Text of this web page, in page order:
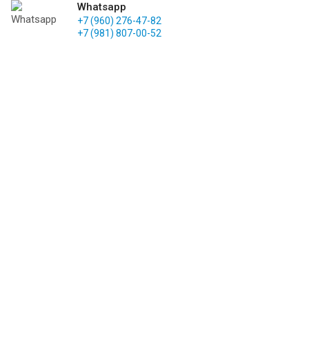
Whatsapp
+7 (960) 276-47-82
+7 (981) 807-00-52